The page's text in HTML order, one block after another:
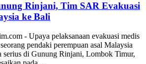
Rinjani, Tim SAR Evakuasi
ke Bali
- Upaya pelaksanaan evakuasi medis
pendaki perempuan asal Malaysia
serius di Gunung Rinjani, Lombok Timur,